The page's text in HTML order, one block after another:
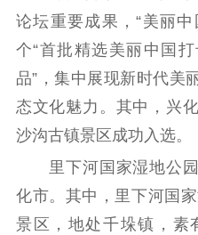
工
理
理论学习 宣
哲
社科强省 工
江苏文脉
论坛重要成果，“美丽
个“首批精选美丽中国
品”，集中展现新时代美
态文化魅力。其中，兴
沙沟古镇景区成功入选。
里下河国家湿地公园
化市。其中，里下河国
景区，地处千垛镇，素